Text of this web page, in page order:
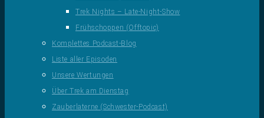
Trek Nights – Late-Night-Show
Frühschoppen (Offtopic)
Komplettes Podcast-Blog
Liste aller Episoden
Unsere Wertungen
Über Trek am Dienstag
Zauberlaterne (Schwester-Podcast)